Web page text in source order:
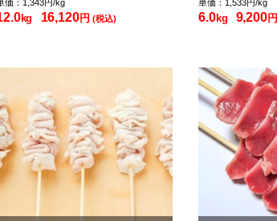
価：1,343円/kg
kg 16,120円(税込)
単価：1,533円/kg
6.0kg 9,200円